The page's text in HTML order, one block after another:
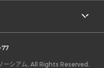
77
シアム, All Rights Reserved.